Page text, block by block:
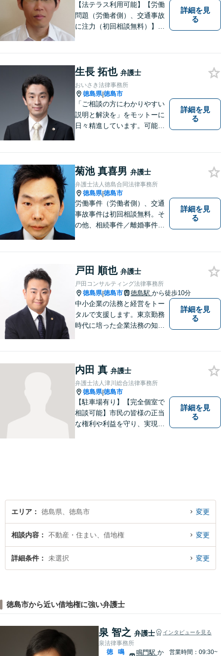
【法テラス利用可能】【労働
問題（労働者側）、交通事故
に注力（初回相談無料）】市
務整理など）を中心に、社会
的事件にも対応いたします。
お気軽にご相談ください。
詳細を見
る
生長 拓也 弁護士
おいさき法律事務所
徳島県|徳島市
「ご相談の方にわかりやすい
説明と解決を」をモットーに
日々精進しています。可能な
詳細を見
る
菊池 真喜男 弁護士
弁護士法人徳島合同法律事務所
徳島県|徳島市
労働事件（労働者側）、交通
事故事件は初回相談無料。そ
の他、相続事件／離婚事件／
れます。【無料駐車場】
詳細を見
る
戸田 順也 弁護士
戸田コンサルティング法律事務所
徳島県|徳島市 徳島駅 から徒歩10分
中小企業の法務と経営をトー
タルで支援します。東京勤務
時代に培った企業法務の知見
す。
詳細を見
る
内田 真 弁護士
弁護士法人津川総合法律事務所
徳島県|徳島市
【駐車場有り】【完全個室で
相談可能】市民の皆様の正当
な権利や利益を守り、実現す
詳細を見
る
エリア 徳島県、徳島市 変更
相談内容 不動産・住まい、借地権 変更
詳細条件 未選択 変更
徳島市から近い借地権に強い弁護士
泉 智之 弁護士 インタビューを見る
泉法律事務所
徳 鳴 鳴門駅 か 営業時間：09:30~